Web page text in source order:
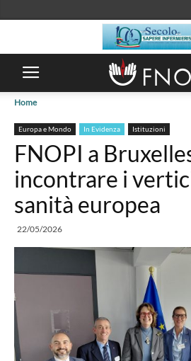
Home
Europa e Mondo In Evidenza Istituzioni
FNOPI a
incontrare i
sanità europea
22/05/2026